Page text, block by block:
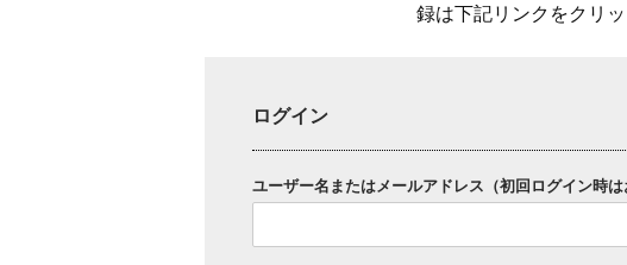
録は下記リンクをクリッ
ログイン
ユーザー名またはメールアドレス（初回ログイン時